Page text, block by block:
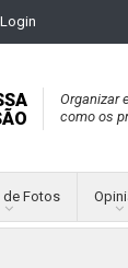
Organizar
como os
de Fotos